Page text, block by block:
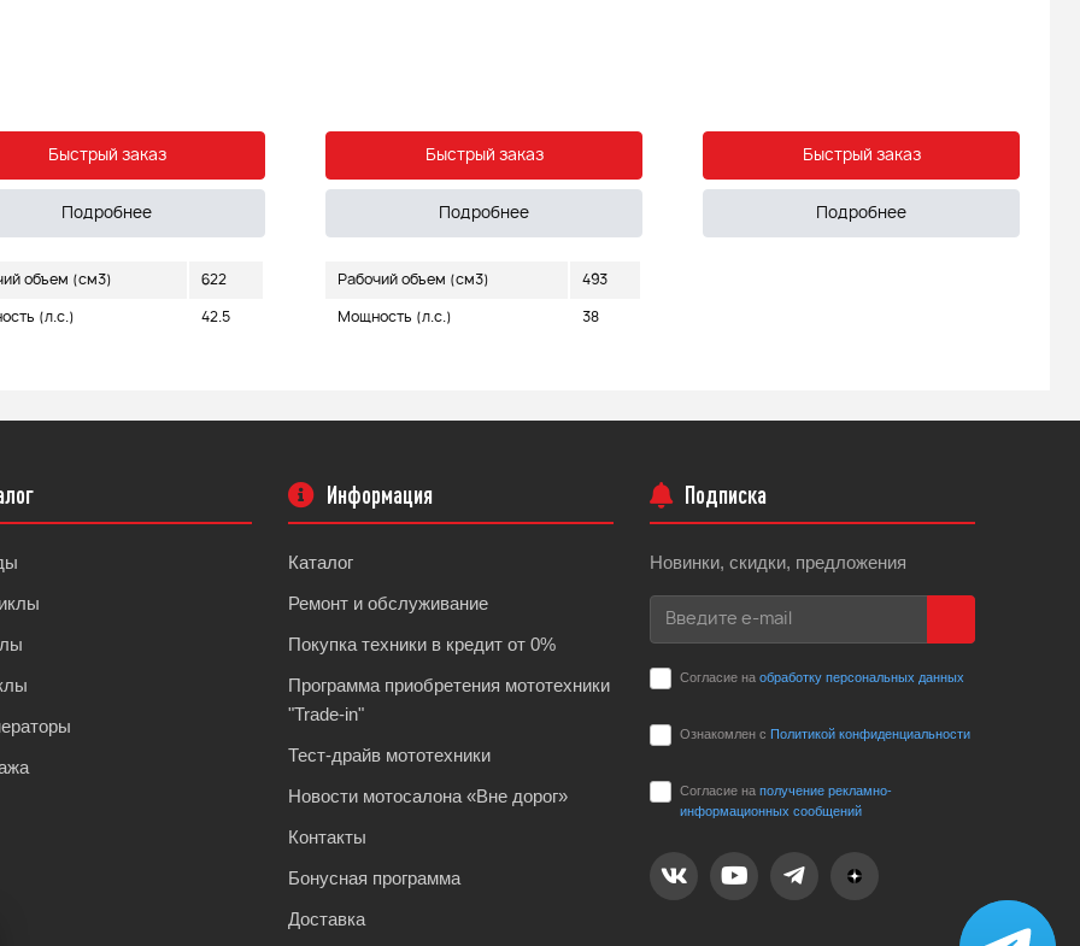
Быстрый заказ
Подробнее
объем (см3) 622
(л.с.) 42.5
Быстрый заказ
Подробнее
Рабочий объем (см3) 493
Мощность (л.с.) 38
Быстрый заказ
Подробнее
Информация
Каталог
Ремонт и обслуживание
Покупка техники в кредит от 0%
Программа приобретения мототехники
"Trade-in"
Тест-драйв мототехники
Новости мотосалона «Вне дорог»
Контакты
Бонусная программа
Доставка
Подписка
Новинки, скидки, предложения
Согласие на обработку персональных данных
Ознакомлен с Политикой конфиденциальности
Согласие на получение рекламно-
информационных сообщений